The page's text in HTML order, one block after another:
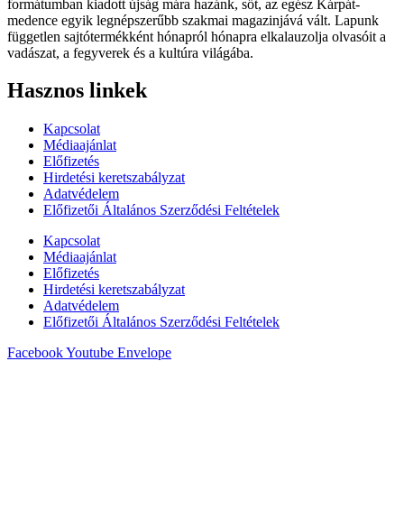
formátumban kiadott újság mára hazánk, sőt, az egész Kárpát-
medence egyik legnépszerűbb szakmai magazinjává vált. Lapunk
független sajtótermékként hónapról hónapra elkalauzolja olvasóit a
vadászat, a fegyverek és a kultúra világába.
Hasznos linkek
Kapcsolat
Médiaajánlat
Előfizetés
Hirdetési keretszabályzat
Adatvédelem
Előfizetői Általános Szerződési Feltételek
Kapcsolat
Médiaajánlat
Előfizetés
Hirdetési keretszabályzat
Adatvédelem
Előfizetői Általános Szerződési Feltételek
FacebookYoutube Envelope